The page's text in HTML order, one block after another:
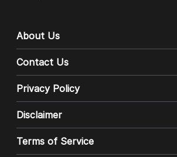
About Us
Contact Us
Privacy Policy
Disclaimer
Terms of Service